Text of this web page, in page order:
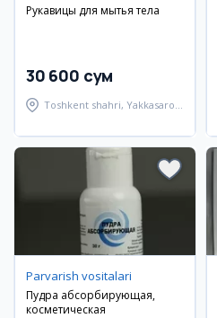
Рукавицы для мытья тела
30 600 сум
Toshkent shahri, Yakkasaroy
Parvarish vositalari
Пудра абсорбирующая,
косметическая